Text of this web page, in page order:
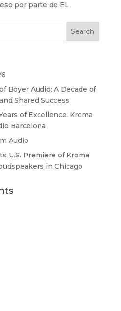
por parte de EL
Boyer Audio: A Decade of
Shared Success
of Excellence: Kroma
Barcelona
Audio
U.S. Premiere of Kroma
in Chicago